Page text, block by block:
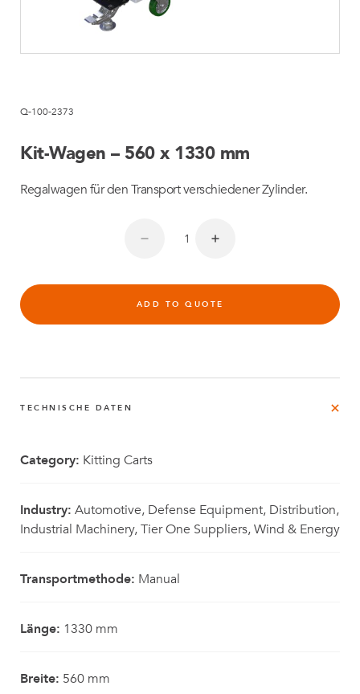
Q-100-2373
Kit-Wagen – 560 x 1330 mm
Regalwagen für den Transport verschiedener Zylinder.
ADD TO QUOTE
TECHNISCHE DATEN
Category: Kitting Carts
Industry: Automotive, Defense Equipment, Distribution,
Industrial Machinery, Tier One Suppliers, Wind & Energy
Transportmethode: Manual
Länge: 1330 mm
Breite: 560 mm